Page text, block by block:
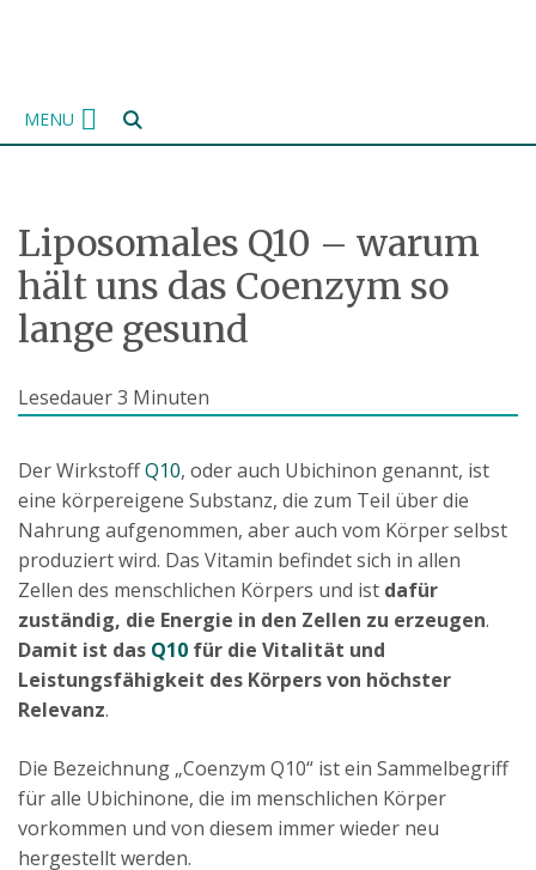
MENU
Liposomales Q10 – warum
hält uns das Coenzym so
lange gesund
Lesedauer3 Minuten
Der WirkstoffQ10, oder auch Ubichinon genannt, ist
eine körpereigene Substanz, die zum Teil über die
Nahrung aufgenommen, aber auch vom Körper selbst
produziert wird. Das Vitamin befindet sich in allen
Zellen des menschlichen Körpers und ist dafür
zuständig, die Energie in den Zellen zu erzeugen.
Damit ist das Q10 für die Vitalität und
Leistungsfähigkeit des Körpers von höchster
Relevanz.
Die Bezeichnung „Coenzym Q10“ ist ein Sammelbegriff
für alle Ubichinone, die im menschlichen Körper
vorkommen und von diesem immer wieder neu
hergestellt werden.